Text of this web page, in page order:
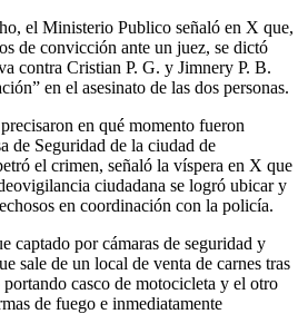
el Ministerio Publico señaló en X que,
de convicción ante un juez, se dictó
contra Cristian P. G. y Jimnery P. B.
en el asesinato de las dos personas.
en qué momento fueron
de Seguridad de la ciudad de
el crimen, señaló la víspera en X que
ciudadana se logró ubicar y
en coordinación con la policía.
captado por cámaras de seguridad y
sale de un local de venta de carnes tras
casco de motocicleta y el otro
de fuego e inmediatamente